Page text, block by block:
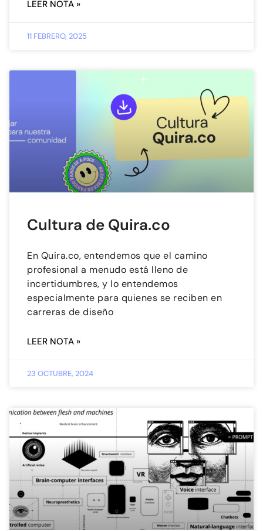
LEER NOTA »
11 FEBRERO, 2025
Cultura de Quira.co
En Quira.co, entendemos que el camino
profesional a menudo está lleno de
incertidumbres, y lo entendemos
especialmente para quienes se reciben en
carreras de diseño
LEER NOTA »
23 OCTUBRE, 2024